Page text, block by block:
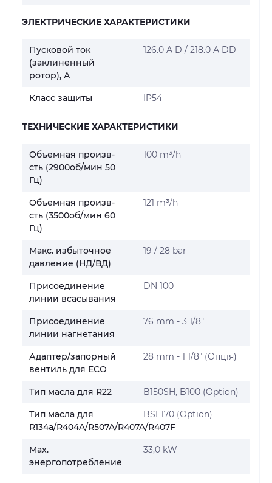
ЭЛЕКТРИЧЕСКИЕ ХАРАКТЕРИСТИКИ
Пусковой ток
(заклиненный
ротор), А
126.0 A D / 218.0 A DD
Класс защиты IP54
ТЕХНИЧЕСКИЕ ХАРАКТЕРИСТИКИ
Объемная произв-
сть (2900об/мин 50
Гц)
100 m³/h
Объемная произв-
сть (3500об/мин 60
Гц)
121 m³/h
Макс. избыточное
давление (НД/ВД)
19 / 28 bar
Присоединение
линии всасывания
DN 100
Присоединение
линии нагнетания
76 mm - 3 1/8"
Адаптер/запорный
вентиль для ECO
28 mm - 1 1/8" (Опція)
Тип масла для R22 B150SH, B100 (Option)
Тип масла для
R134a/R404A/R507A/R407A/R407F
BSE170 (Option)
Max.
энергопотребление
33,0 kW